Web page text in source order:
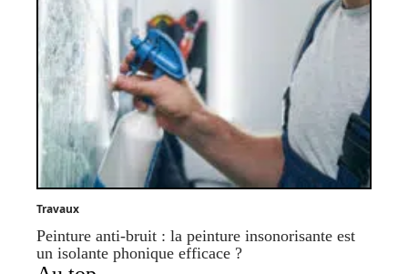
Travaux
Peinture anti-bruit : la peinture insonorisante est
un isolante phonique efficace ?